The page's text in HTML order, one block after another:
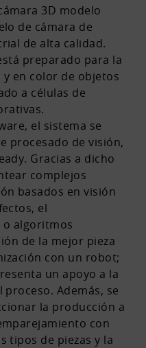
3D modelo
de cámara de
de alta calidad.
preparado para la
en color de objetos
a células de
el sistema se
procesado de visión,
Gracias a dicho
complejos
basados en visión
el
o algoritmos
de la mejor pieza
con un robot;
un apoyo a la
Además, se
la producción a
con
tipos de piezas y la